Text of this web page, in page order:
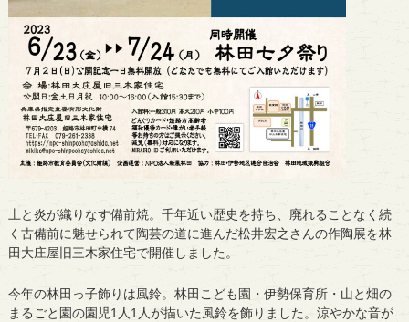
土と炎が織りなす備前焼。千年近い歴史を持ち、廃れることなく続
く古備前に魅せられて陶芸の道に進んだ松井宏之さんの作陶展を林
田大庄屋旧三木家住宅で開催しました。
今年の林田っ子飾りは風鈴。林田こども園・伊勢保育所・山と畑の
まるごと園の園児1人1人が描いた風鈴を飾りました。涼やかな音が